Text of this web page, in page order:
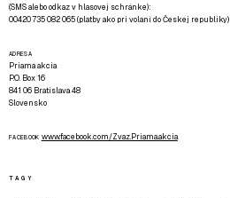
(SMS alebo odkaz v hlasovej schránke):
00420 735 082 065 (platby ako pri volaní do Českej republiky)
ADRESA
Priama akcia
P.O. Box 16
841 06 Bratislava 48
Slovensko
FACEBOOK www.facebook.com/Zvaz.Priama.akcia
TAGY